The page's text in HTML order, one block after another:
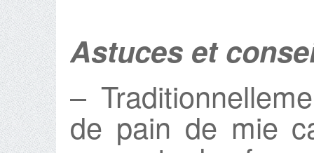
Astuces et
–
de pain de mie